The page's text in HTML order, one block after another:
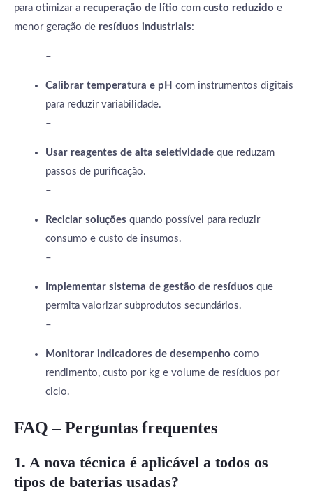
para otimizar a recuperação de lítio com custo reduzido e
menor geração de resíduos industriais:
–
Calibrar temperatura e pH com instrumentos digitais
para reduzir variabilidade.
–
Usar reagentes de alta seletividade que reduzam
passos de purificação.
–
Reciclar soluções quando possível para reduzir
consumo e custo de insumos.
–
Implementar sistema de gestão de resíduos que
permita valorizar subprodutos secundários.
–
Monitorar indicadores de desempenho como
rendimento, custo por kg e volume de resíduos por
ciclo.
FAQ – Perguntas frequentes
1. A nova técnica é aplicável a todos os
tipos de baterias usadas?